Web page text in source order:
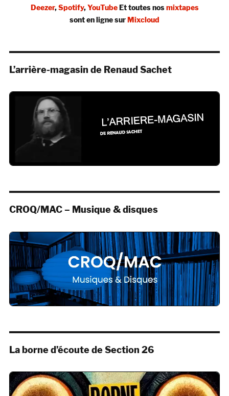
Deezer,Spotify,YouTubeEt toutes nosmixtapes
sont en ligne surMixcloud
L’arrière-magasin de Renaud Sachet
CROQ/MAC – Musique & disques
La borne d’écoute de Section 26